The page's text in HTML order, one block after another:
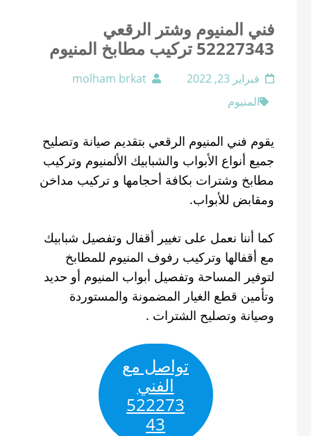
فني المنيوم وشتر الرقعي
52227343 تركيب مطابخ المنيوم
فبراير 23, 2022
molham brkat
المنيوم
يقوم فني المنيوم الرقعي بتقديم صيانة وتصليح
جميع أنواع الأبواب والشبابيك الألمنيوم وتركيب
مطابخ وشترات بكافة أحجامها و تركيب مداخن
ومقابض للأبواب.
كما أننا نعمل على تغيير أقفال وتفصيل شبابيك
مع أقفالها وتركيب رفوف المنيوم للمطابخ
لتوفير المساحة وتفصيل أبواب المنيوم أو حديد
وتأمين قطع الغيار المضمونة والمستوردة
وصيانة وتصليح الشترات .
تواصل مع
الفني
522273
43